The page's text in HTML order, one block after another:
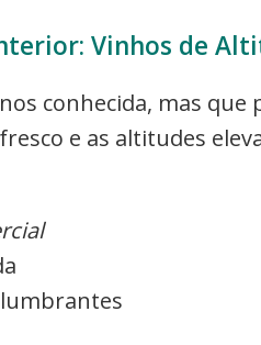
Vinhos de
conhecida, mas
e as altitudes